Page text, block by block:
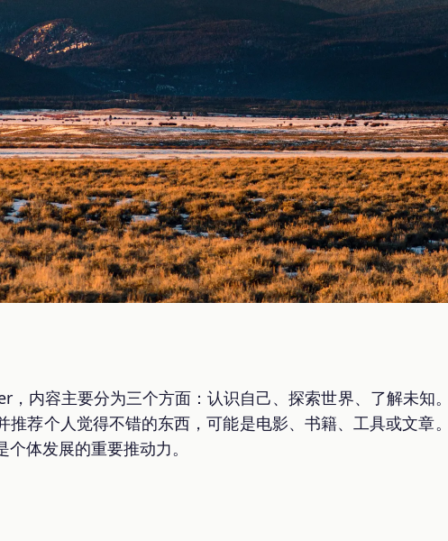
，内容主要分为三个方面：认识自己、探索世界、了解未知
推荐个人觉得不错的东西，可能是电影、书籍、工具或文章
体发展的重要推动力。